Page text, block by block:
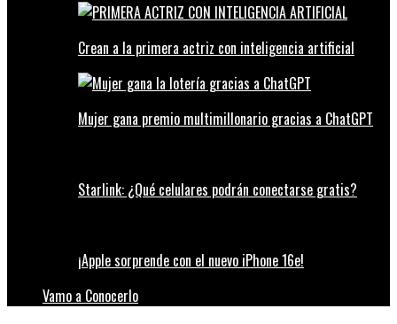
Crean a la primera actriz con inteligencia artificial
Mujer gana premio multimillonario gracias a ChatGPT
Starlink: ¿Qué celulares podrán conectarse gratis?
¡Apple sorprende con el nuevo iPhone 16e!
Vamo a Conocerlo